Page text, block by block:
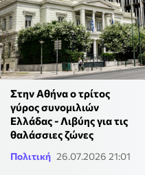
Στην Αθήνα ο τρίτος
γύρος συνομιλιών
Ελλάδας - Λιβύης για τις
θαλάσσιες ζώνες
Πολιτική 26.07.2026 21:01